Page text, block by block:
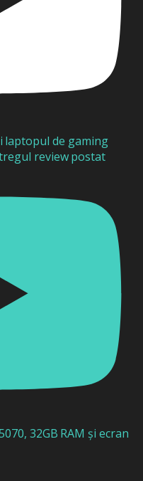
laptopul de gaming
review postat
32GB RAM și ecran